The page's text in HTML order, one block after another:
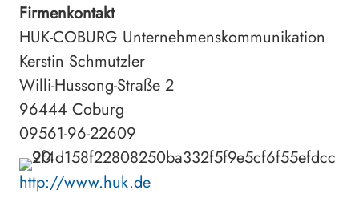
Firmenkontakt
HUK-COBURG Unternehmenskommunikation
Kerstin Schmutzler
Willi-Hussong-Straße 2
96444 Coburg
09561-96-22609
http://www.huk.de